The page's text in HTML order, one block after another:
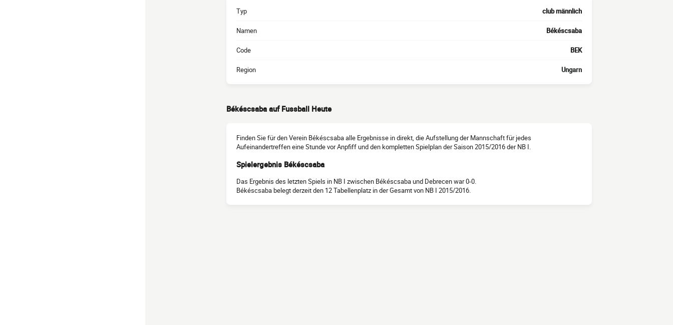
Typ club männlich
Namen Békéscsaba
Code BEK
Region Ungarn
Békéscsaba auf Fussball Heute
Finden Sie für den Verein Békéscsaba alle Ergebnisse in direkt, die Aufstellung der Mannschaft für jedes
Aufeinandertreffen eine Stunde vor Anpfiff und den kompletten Spielplan der Saison 2015/2016 der NB I.
Spielergebnis Békéscsaba
Das Ergebnis des letzten Spiels in NB I zwischen Békéscsaba und Debrecen war 0-0.
Békéscsaba belegt derzeit den 12 Tabellenplatz in der Gesamt von NB I 2015/2016.